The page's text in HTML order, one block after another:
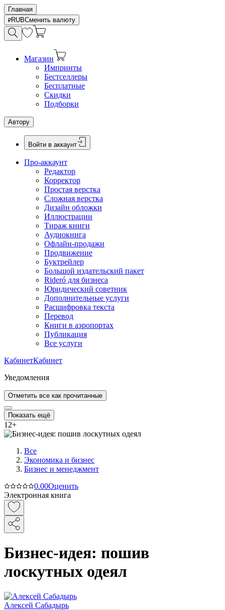
Главная
RUBСменить валюту
Магазин
Импринты
Бестселлеры
Бесплатные
Скидки
Подборки
Автору
Войти в аккаунт
Про-аккаунт
Редактор
Корректор
Простая верстка
Сложная верстка
Дизайн обложки
Иллюстрации
Тираж книги
Аудиокнига
Офлайн-продажи
Продвижение
Буктрейлер
Большой издательский пакет
Rideró для бизнеса
Юридический советник
Дополнительные услуги
Расшифровка текста
Перевод
Книги в аэропортах
Публикация
Все услуги
КабинетКабинет
Уведомления
Отметить все как прочитанные
Показать ещё
12+
Все
Экономика и бизнес
Бизнес и менеджмент
0.00Оценить
Электронная книга
Бизнес-идея: пошив
лоскутных одеял
Алексей Сабадырь